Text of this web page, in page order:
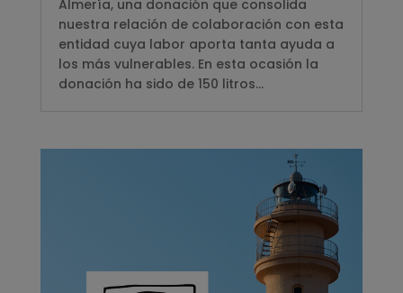
Almería, una donación que consolida
nuestra relación de colaboración con esta
entidad cuya labor aporta tanta ayuda a
los más vulnerables. En esta ocasión la
donación ha sido de 150 litros...